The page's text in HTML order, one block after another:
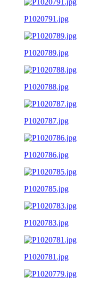
P1020791.jpg
P1020789.jpg
P1020788.jpg
P1020787.jpg
P1020786.jpg
P1020785.jpg
P1020783.jpg
P1020781.jpg